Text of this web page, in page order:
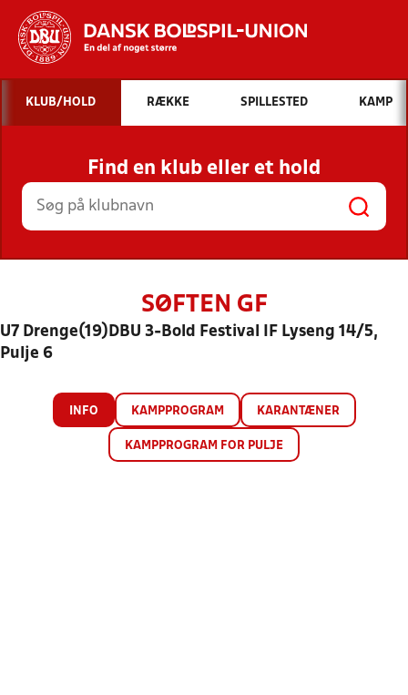
Hvad vil du søge efter?
INDHOLD OG NYHEDER
STILLINGER, RESULTATER, KLUBBER OG
HOLD
KLUB/HOLD RÆKKE SPILLESTED KAMP
Find en klub eller et hold
SØFTEN GF
U7 Drenge(19)DBU 3-Bold Festival IF Lyseng 14/5,
Pulje 6
INFO KAMPPROGRAM KARANTÆNER
KAMPPROGRAM FOR PULJE